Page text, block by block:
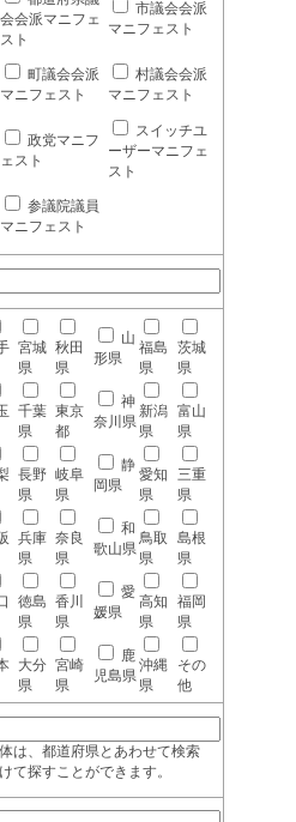
会会派マニフェ
スト
市議会会派
マニフェスト
町議会会派
マニフェスト
村議会会派
マニフェスト
政党マニフ
ェスト
スイッチユ
ーザーマニフェ
スト
参議院議員
マニフェスト
宮城
県
秋田
県
山
形県
福島
県
茨城
県
千葉
県
東京
都
神
奈川県
新潟
県
富山
県
長野
県
岐阜
県
静
岡県
愛知
県
三重
県
兵庫
県
奈良
県
和
歌山県
鳥取
県
島根
県
徳島
県
香川
県
愛
媛県
高知
県
福岡
県
大分
県
宮崎
県
鹿
児島県
沖縄
県
その
他
は、都道府県とあわせて検索
て探すことができます。